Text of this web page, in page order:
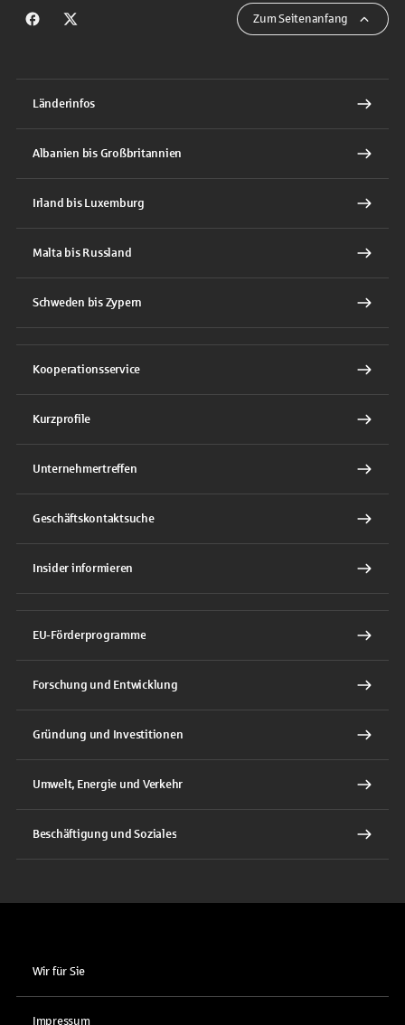
Zum Facebook Auftritt des EuropaService
Zum X Auftritt des EuropaService
Zum Seitenanfang
Länderinfos
Albanien bis Großbritannien
Irland bis Luxemburg
Malta bis Russland
Schweden bis Zypern
Kooperationsservice
Kurzprofile
Unternehmertreffen
Geschäftskontaktsuche
Insider informieren
EU-Förderprogramme
Forschung und Entwicklung
Gründung und Investitionen
Umwelt, Energie und Verkehr
Beschäftigung und Soziales
Wir für Sie
Impressum